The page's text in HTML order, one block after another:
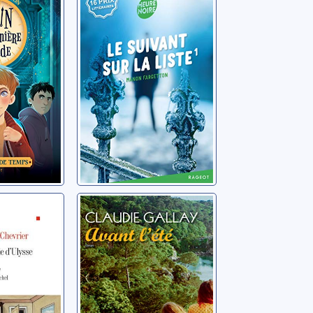
liste
Fargetton, Manon
Marie
Avant l'été
Gallay, Claudie